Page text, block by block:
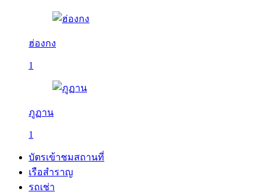
ฮ่องกง
1
ภูฏาน
1
บัตรเข้าชมสถานที่
เรือสำราญ
รถเช่า